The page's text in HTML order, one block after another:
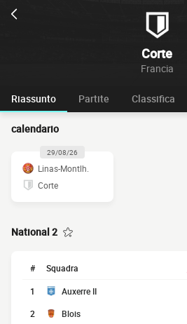
Corte
Francia
Riassunto Partite Classifica
calendario
29/08/26
Linas-Montlh.
Corte
National 2
# Squadra
1 Auxerre II
2 Blois